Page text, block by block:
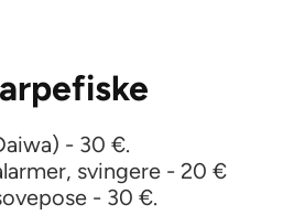
- 30 €.
svingere - 20 €
- 30 €.